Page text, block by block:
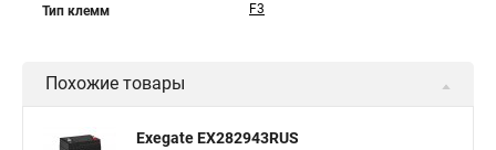
Тип клемм F3
Похожие товары
Exegate EX282943RUS